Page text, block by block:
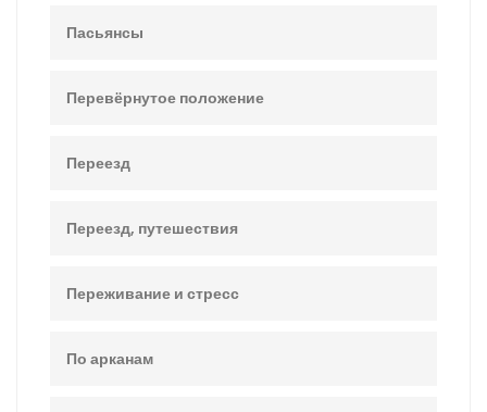
Пасьянсы
Перевёрнутое положение
Переезд
Переезд, путешествия
Переживание и стресс
По арканам